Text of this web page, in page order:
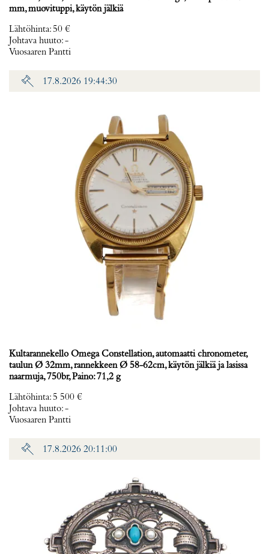
mm, muovituppi, käytön jälkiä
Lähtöhinta: 50 €
Johtava huuto:-
Vuosaaren Pantti
17.8.2026 19:44:30
Kultarannekello Omega Constellation, automaatti chronometer,
taulun Ø 32mm, rannekkeen Ø 58-62cm, käytön jälkiä ja lasissa
naarmuja, 750br, Paino: 71,2 g
Lähtöhinta: 5 500 €
Johtava huuto:-
Vuosaaren Pantti
17.8.2026 20:11:00